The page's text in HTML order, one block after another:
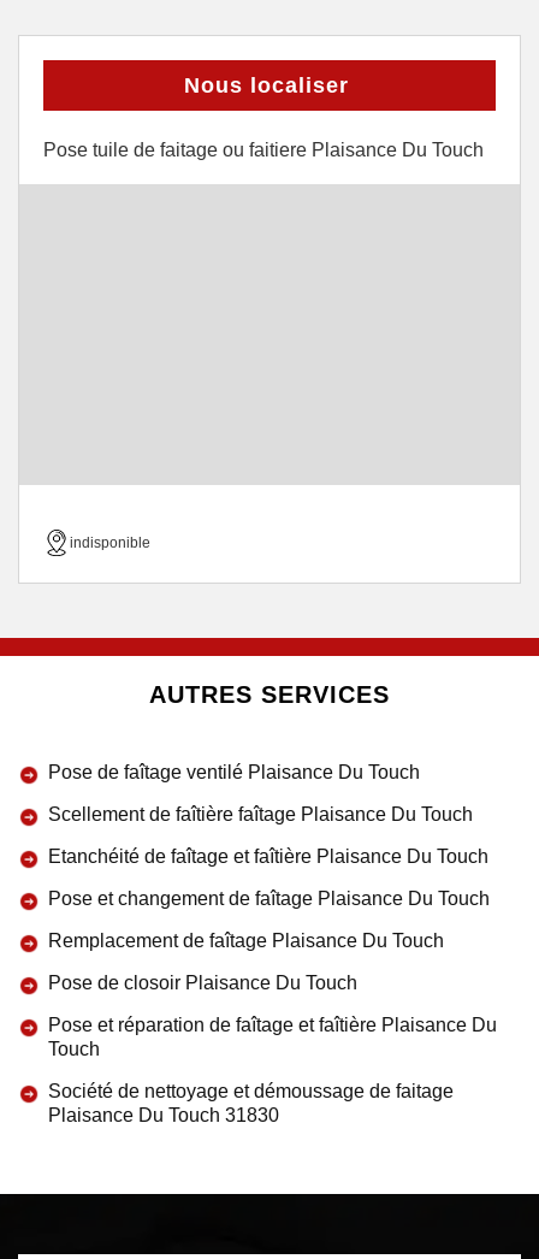
Nous localiser
Pose tuile de faitage ou faitiere Plaisance Du Touch
indisponible
AUTRES SERVICES
Pose de faîtage ventilé Plaisance Du Touch
Scellement de faîtière faîtage Plaisance Du Touch
Etanchéité de faîtage et faîtière Plaisance Du Touch
Pose et changement de faîtage Plaisance Du Touch
Remplacement de faîtage Plaisance Du Touch
Pose de closoir Plaisance Du Touch
Pose et réparation de faîtage et faîtière Plaisance Du
Touch
Société de nettoyage et démoussage de faitage
Plaisance Du Touch 31830